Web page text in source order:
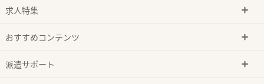
求人特集
おすすめコンテンツ
派遣サポート